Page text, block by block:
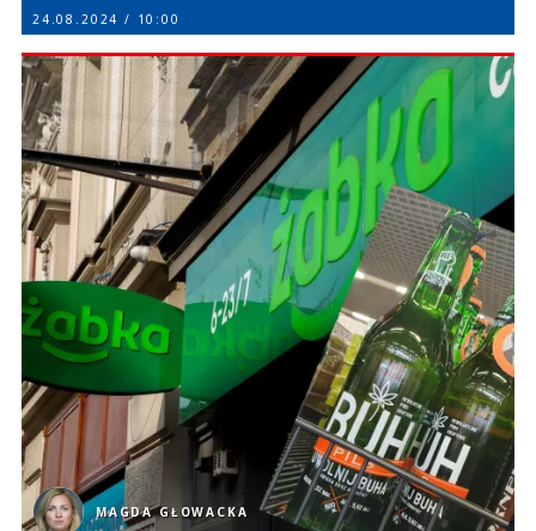
24.08.2024 / 10:00
MAGDA GŁOWACKA